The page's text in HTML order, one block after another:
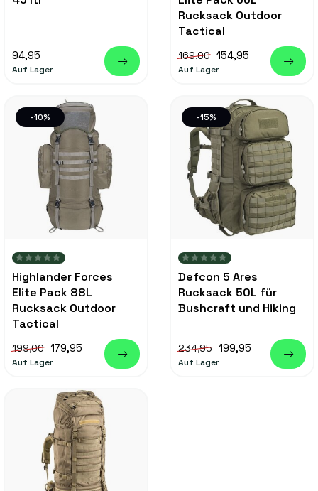
94,95
Auf Lager
Rucksack Outdoor
Tactical
169,00 154,95
Auf Lager
-10%
Highlander Forces
Elite Pack 88L
Rucksack Outdoor
Tactical
199,00 179,95
Auf Lager
-15%
Defcon 5 Ares
Rucksack 50L für
Bushcraft und Hiking
234,95 199,95
Auf Lager